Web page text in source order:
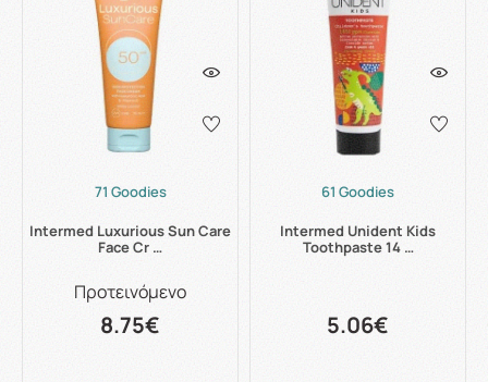
71 Goodies
Intermed Luxurious Sun Care
Face Cr …
Προτεινόμενο
8.75€
61 Goodies
Intermed Unident Kids
Toothpaste 14 …
5.06€